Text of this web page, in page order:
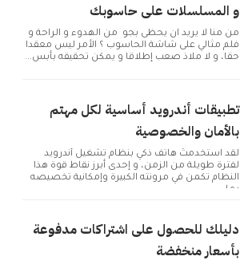
و المسلسلات على حاسوبك
من منا لا يريد ان يحظى بجو من الهدوء و الراحة و
فلم مثالي على شاشة الحاسوب ؟ الأمر ليس معقدا
حقا، و لا ملاذ صعب إطلاقا و يمكن تحقيقه بأبس...
تطبيقات أندرويد أساسية لكل مهتم
بالأمان والخصوصية
لقد استخدمتُ هاتف ذكي بنظام تشغيل أندرويد
لفترة طويلة من الزمن، و إحدى أبرز نقاط قوة هذا
النظام تكمن في مرونته الكبيرة وإمكانية تخصيصه
بما ...
دليلك للحصول على اشتراكات مدفوعة
بأسعار منخفضة